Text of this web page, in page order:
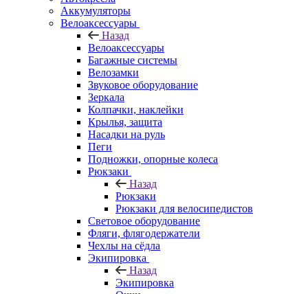
Аккумуляторы
Велоаксессуары
Назад
Велоаксессуары
Багажные системы
Велозамки
Звуковое оборудование
Зеркала
Колпачки, наклейки
Крылья, защита
Насадки на руль
Пеги
Подножки, опорные колеса
Рюкзаки
Назад
Рюкзаки
Рюкзаки для велосипедистов
Световое оборудование
Фляги, флягодержатели
Чехлы на сёдла
Экипировка
Назад
Экипировка